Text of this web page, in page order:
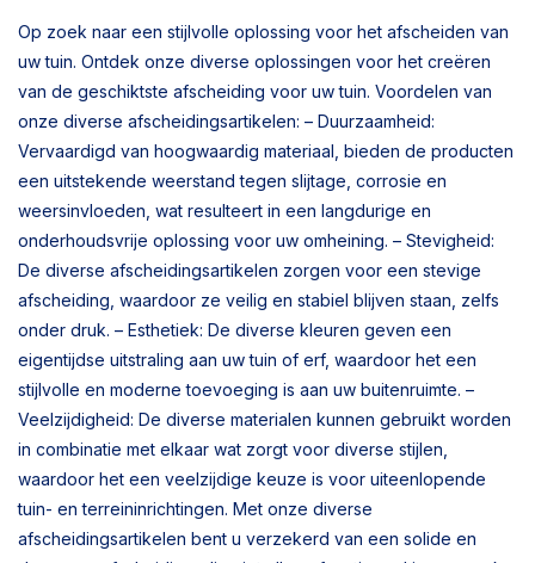
Op zoek naar een stijlvolle oplossing voor het afscheiden van
uw tuin. Ontdek onze diverse oplossingen voor het creëren
van de geschiktste afscheiding voor uw tuin. Voordelen van
onze diverse afscheidingsartikelen: – Duurzaamheid:
Vervaardigd van hoogwaardig materiaal, bieden de producten
een uitstekende weerstand tegen slijtage, corrosie en
weersinvloeden, wat resulteert in een langdurige en
onderhoudsvrije oplossing voor uw omheining. – Stevigheid:
De diverse afscheidingsartikelen zorgen voor een stevige
afscheiding, waardoor ze veilig en stabiel blijven staan, zelfs
onder druk. – Esthetiek: De diverse kleuren geven een
eigentijdse uitstraling aan uw tuin of erf, waardoor het een
stijlvolle en moderne toevoeging is aan uw buitenruimte. –
Veelzijdigheid: De diverse materialen kunnen gebruikt worden
in combinatie met elkaar wat zorgt voor diverse stijlen,
waardoor het een veelzijdige keuze is voor uiteenlopende
tuin- en terreininrichtingen. Met onze diverse
afscheidingsartikelen bent u verzekerd van een solide en